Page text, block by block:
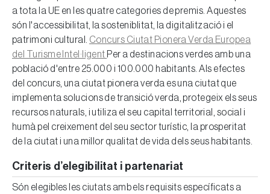
a tota la UE en les quatre categories de premis. Aquestes
són l'accessibilitat, la sosteniblitat, la digitalització i el
patrimoni cultural. Concurs Ciutat Pionera Verda Europea
del Turisme Intel·ligent Per a destinacions verdes amb una
població d'entre 25.000 i 100.000 habitants. Als efectes
del concurs, una ciutat pionera verda es una ciutat que
implementa solucions de transició verda, protegeix els seus
recursos naturals, i utiliza el seu capital territorial, social i
humà pel creixement del seu sector turístic, la prosperitat
de la ciutat i una millor qualitat de vida dels seus habitants.
Criteris d’elegibilitat i partenariat
Són elegibles les ciutats amb els requisits específicats a